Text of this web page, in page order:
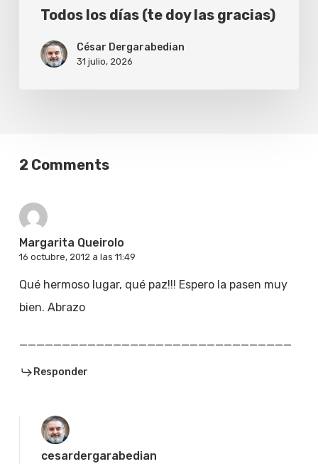
Todos los días (te doy las gracias)
César Dergarabedian
31 julio, 2026
2 Comments
Margarita Queirolo
16 octubre, 2012 a las 11:49
Qué hermoso lugar, qué paz!!! Espero la pasen muy
bien. Abrazo
________________________________
Responder
cesardergarabedian